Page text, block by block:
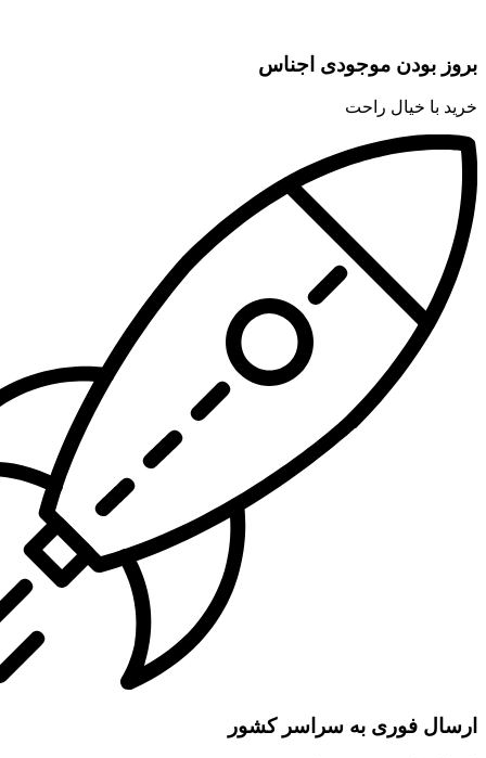
بروز بودن موجودی اجناس
خرید با خیال راحت
ارسال فوری به سراسر کشور